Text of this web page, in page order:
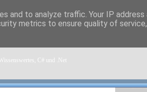
C# und .Net
and to analyze traffic. Your IP address
metrics to ensure quality of